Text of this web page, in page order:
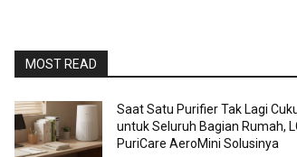
MOST READ
Saat Satu Purifier Tak Lagi
untuk Seluruh Bagian Rumah,
PuriCare AeroMini Solusinya